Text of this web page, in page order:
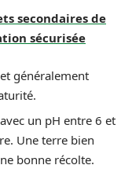
secondaires de
sécurisée
généralement
un pH entre 6 et
Une terre bien
bonne récolte.